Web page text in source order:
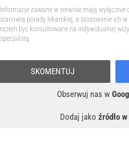
Informacje zawarte w serwisie mają
stanowią porady lekarskiej, a stosowanie ich
razem być konsultowane na indywidualnej
specjalistą.
Obserwuj nas w
Dodaj jako źródło
SKOMENTUJ